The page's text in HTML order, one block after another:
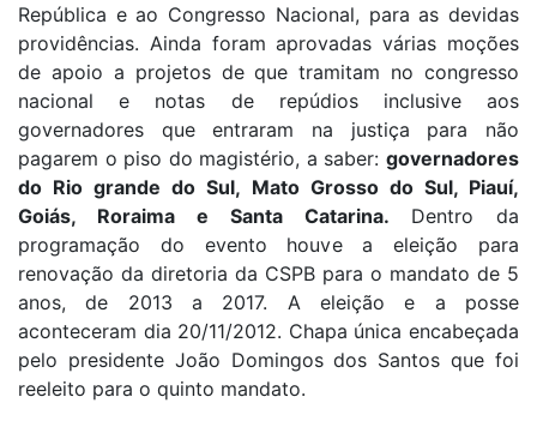
República e ao Congresso Nacional, para as devidas
providências. Ainda foram aprovadas várias moções
de apoio a projetos de que tramitam no congresso
nacional e notas de repúdios inclusive aos
governadores que entraram na justiça para não
pagarem o piso do magistério, a saber: governadores
do Rio grande do Sul, Mato Grosso do Sul, Piauí,
Goiás, Roraima e Santa Catarina. Dentro da
programação do evento houve a eleição para
renovação da diretoria da CSPB para o mandato de 5
anos, de 2013 a 2017. A eleição e a posse
aconteceram dia 20/11/2012. Chapa única encabeçada
pelo presidente João Domingos dos Santos que foi
reeleito para o quinto mandato.